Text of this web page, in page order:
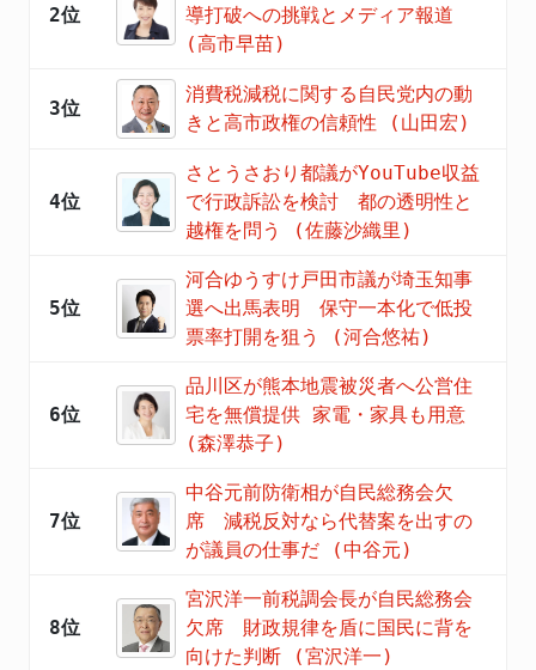
2位
導打破への挑戦とメディア報道
(高市早苗)
3位
消費税減税に関する自民党内の動
きと高市政権の信頼性 (山田宏)
4位
さとうさおり都議がYouTube収益
で行政訴訟を検討 都の透明性と
越権を問う (佐藤沙織里)
5位
河合ゆうすけ戸田市議が埼玉知事
選へ出馬表明 保守一本化で低投
票率打開を狙う (河合悠祐)
6位
品川区が熊本地震被災者へ公営住
宅を無償提供 家電・家具も用意
(森澤恭子)
7位
中谷元前防衛相が自民総務会欠
席 減税反対なら代替案を出すの
が議員の仕事だ (中谷元)
8位
宮沢洋一前税調会長が自民総務会
欠席 財政規律を盾に国民に背を
向けた判断 (宮沢洋一)